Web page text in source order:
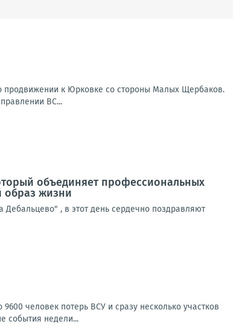
продвижении к Юрковке со стороны Малых Щербаков.
ВС...
объединяет профессиональных
образ жизни
, в этот день сердечно поздравляют
человек потерь ВСУ и сразу несколько участков
события недели...